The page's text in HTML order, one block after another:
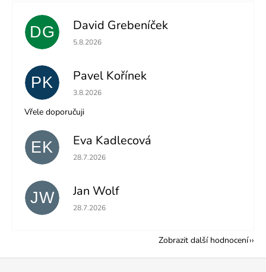
DG David Grebeníček
Hodnocení obchodu je 5 z 5 hvězdiček.
5.8.2026
PK Pavel Kořínek
Hodnocení obchodu je 5 z 5 hvězdiček.
3.8.2026
Vřele doporučuji
EK Eva Kadlecová
Hodnocení obchodu je 5 z 5 hvězdiček.
28.7.2026
JW Jan Wolf
Hodnocení obchodu je 5 z 5 hvězdiček.
28.7.2026
Zobrazit další hodnocení